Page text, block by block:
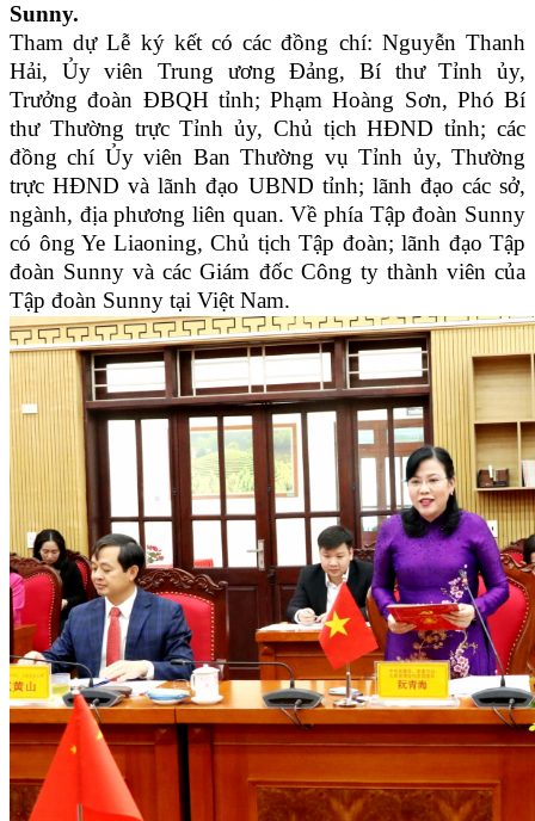
Sunny.
Tham dự Lễ ký kết có các đồng chí: Nguyễn Thanh
Hải, Ủy viên Trung ương Đảng, Bí thư Tỉnh ủy,
Trưởng đoàn ĐBQH tỉnh; Phạm Hoàng Sơn, Phó Bí
thư Thường trực Tỉnh ủy, Chủ tịch HĐND tỉnh; các
đồng chí Ủy viên Ban Thường vụ Tỉnh ủy, Thường
trực HĐND và lãnh đạo UBND tỉnh; lãnh đạo các sở,
ngành, địa phương liên quan. Về phía Tập đoàn Sunny
có ông Ye Liaoning, Chủ tịch Tập đoàn; lãnh đạo Tập
đoàn Sunny và các Giám đốc Công ty thành viên của
Tập đoàn Sunny tại Việt Nam.